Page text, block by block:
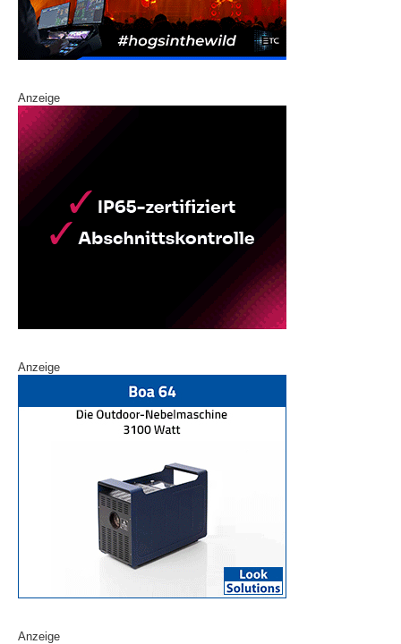
Anzeige
Anzeige
Anzeige